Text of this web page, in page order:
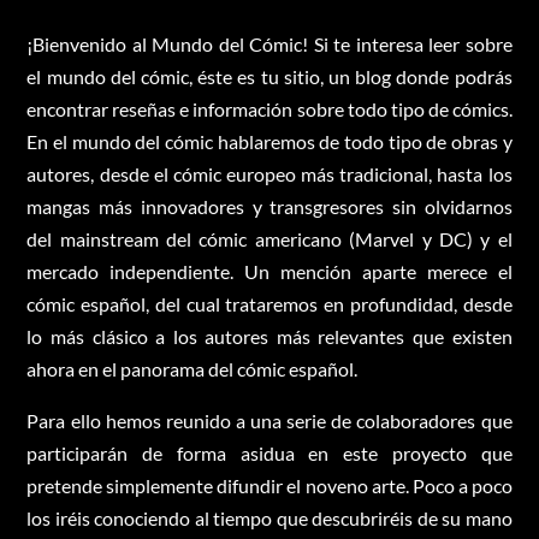
¡Bienvenido al Mundo del Cómic! Si te interesa leer sobre
el mundo del cómic, éste es tu sitio, un blog donde podrás
encontrar reseñas e información sobre todo tipo de cómics.
En el mundo del cómic hablaremos de todo tipo de obras y
autores, desde el cómic europeo más tradicional, hasta los
mangas más innovadores y transgresores sin olvidarnos
del mainstream del cómic americano (Marvel y DC) y el
mercado independiente. Un mención aparte merece el
cómic español, del cual trataremos en profundidad, desde
lo más clásico a los autores más relevantes que existen
ahora en el panorama del cómic español.
Para ello hemos reunido a una serie de colaboradores que
participarán de forma asidua en este proyecto que
pretende simplemente difundir el noveno arte. Poco a poco
los iréis conociendo al tiempo que descubriréis de su mano